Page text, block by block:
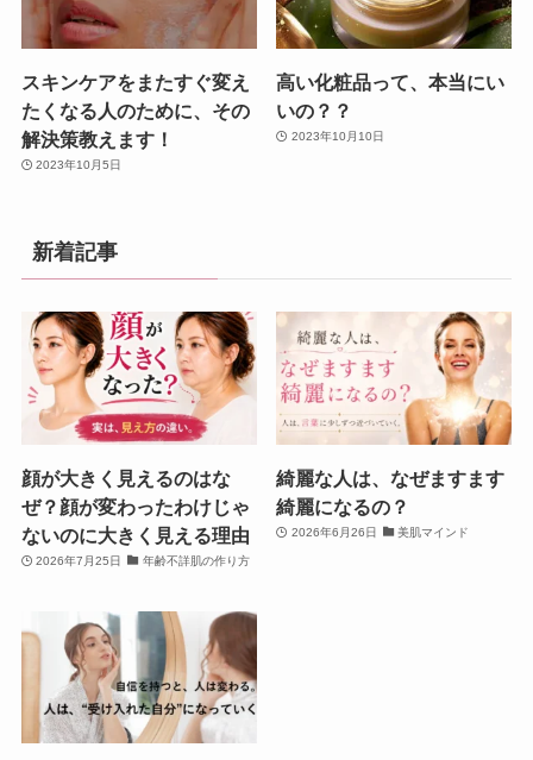
スキンケアをまたすぐ変え
たくなる人のために、その
解決策教えます！
2023年10月5日
高い化粧品って、本当にい
いの？？
2023年10月10日
新着記事
顔が大きく見えるのはな
ぜ？顔が変わったわけじゃ
ないのに大きく見える理由
2026年7月25日 年齢不詳肌の作り方
綺麗な人は、なぜますます
綺麗になるの？
2026年6月26日 美肌マインド